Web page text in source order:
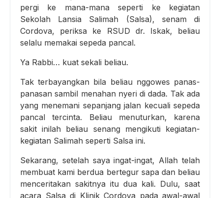
pergi ke mana-mana seperti ke kegiatan
Sekolah Lansia Salimah (Salsa), senam di
Cordova, periksa ke RSUD dr. Iskak, beliau
selalu memakai sepeda pancal.
Ya Rabbi… kuat sekali beliau.
Tak terbayangkan bila beliau nggowes panas-
panasan sambil menahan nyeri di dada. Tak ada
yang menemani sepanjang jalan kecuali sepeda
pancal tercinta. Beliau menuturkan, karena
sakit inilah beliau senang mengikuti kegiatan-
kegiatan Salimah seperti Salsa ini.
Sekarang, setelah saya ingat-ingat, Allah telah
membuat kami berdua bertegur sapa dan beliau
menceritakan sakitnya itu dua kali. Dulu, saat
acara Salsa di Klinik Cordova pada awal-awal